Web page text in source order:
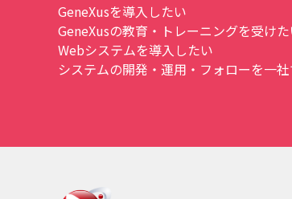
GeneXusを導入したい
GeneXusの教育・トレーニングを受け
Webシステムを導入したい
システムの開発・運用・フォローを一